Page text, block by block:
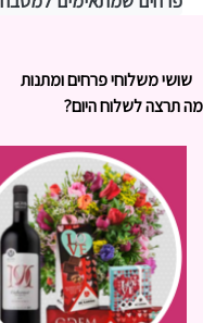
שושי משלוחי פרחים ומתנות
מה תרצה לשלוח היום?